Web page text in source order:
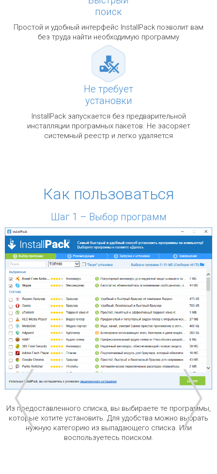
поиск
Простой и удобный интерфейс InstallPack позволит вам
без труда найти необходимую программу
Не требует
установки
InstallPack запускается без предварительной
инсталляции програмных пакетов. Не засоряет
системный реестр и легко удаляется
Как пользоваться
Шаг 1 – Выбор программ
Из предоставленного списка, вы выбираете те программы,
которые хотите установить. Для удобства можно выбрать
нужную категорию из выпадающего списка. Или
воспользуетесь поиском.